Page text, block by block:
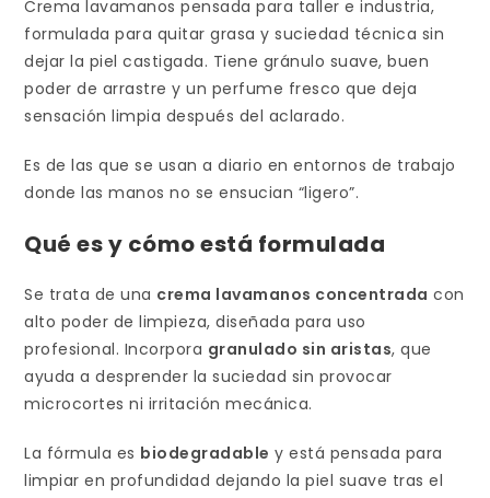
Crema lavamanos pensada para taller e industria,
formulada para quitar grasa y suciedad técnica sin
dejar la piel castigada. Tiene gránulo suave, buen
poder de arrastre y un perfume fresco que deja
sensación limpia después del aclarado.
Es de las que se usan a diario en entornos de trabajo
donde las manos no se ensucian “ligero”.
Qué es y cómo está formulada
Se trata de una crema lavamanos concentrada con
alto poder de limpieza, diseñada para uso
profesional. Incorpora granulado sin aristas, que
ayuda a desprender la suciedad sin provocar
microcortes ni irritación mecánica.
La fórmula es biodegradable y está pensada para
limpiar en profundidad dejando la piel suave tras el